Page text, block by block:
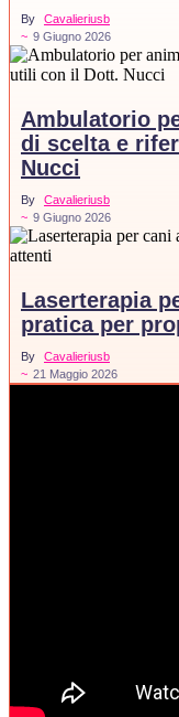
By
Cavalieriusb
~ 9 Giugno 2026
Ambulatorio
di scelta e
Nucci
By
Cavalieriusb
~ 9 Giugno 2026
Laserterapia
pratica per
By
Cavalieriusb
~ 21 Maggio 2026